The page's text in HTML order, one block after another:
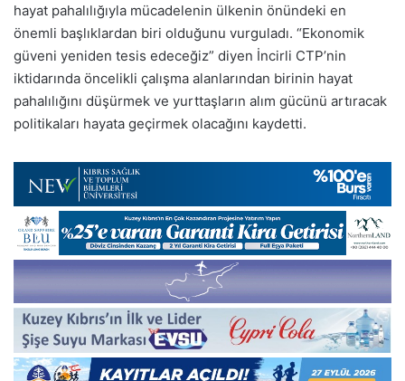
hayat pahalılığıyla mücadelenin ülkenin önündeki en
önemli başlıklardan biri olduğunu vurguladı. “Ekonomik
güveni yeniden tesis edeceğiz” diyen İncirli CTP’nin
iktidarında öncelikli çalışma alanlarından birinin hayat
pahalılığını düşürmek ve yurttaşların alım gücünü artıracak
politikaları hayata geçirmek olacağını kaydetti.